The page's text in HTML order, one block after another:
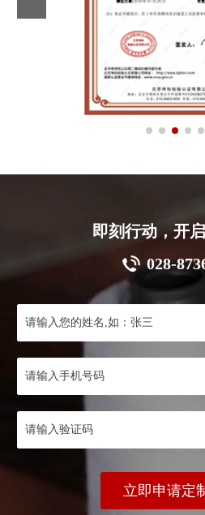
即刻行动，开
028-
立即申请定